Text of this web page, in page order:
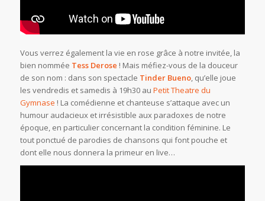
Vous verrez également la vie en rose grâce à notre invitée, la
bien nommée Tess Derose ! Mais méfiez-vous de la douceur
de son nom : dans son spectacle Tinder Bueno, qu’elle joue
les vendredis et samedis à 19h30 au Petit Theatre du
Gymnase ! La comédienne et chanteuse s’attaque avec un
humour audacieux et irrésistible aux paradoxes de notre
époque, en particulier concernant la condition féminine. Le
tout ponctué de parodies de chansons qui font pouche et
dont elle nous donnera la primeur en live…